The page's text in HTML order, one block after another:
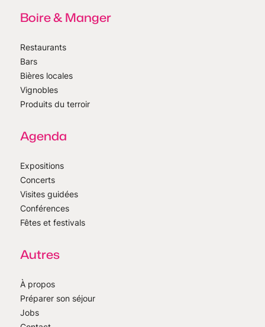
Boire & Manger
Restaurants
Bars
Bières locales
Vignobles
Produits du terroir
Agenda
Expositions
Concerts
Visites guidées
Conférences
Fêtes et festivals
Autres
À propos
Préparer son séjour
Jobs